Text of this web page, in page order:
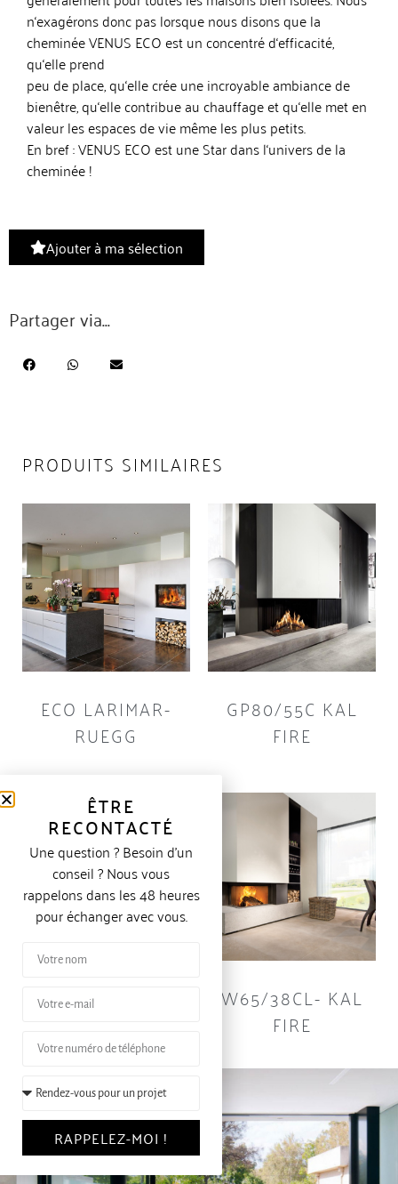
n‘exagérons donc pas lorsque nous disons que la
cheminée VENUS ECO est un concentré d‘efficacité,
qu‘elle prend
peu de place, qu‘elle crée une incroyable ambiance de
bienêtre, qu‘elle contribue au chauffage et qu‘elle met en
valeur les espaces de vie même les plus petits.
En bref : VENUS ECO est une Star dans l‘univers de la
cheminée !
Ajouter à ma sélection
Partager via...
PRODUITS SIMILAIRES
ECO LARIMAR-
RUEGG
GP80/55C KAL
FIRE
W90/47S- KAL
W65/38CL- KAL
FIRE
ÊTRE
RECONTACTÉ
Une question ? Besoin d’un
conseil ? Nous vous
rappelons dans les 48 heures
pour échanger avec vous.
RAPPELEZ-MOI !